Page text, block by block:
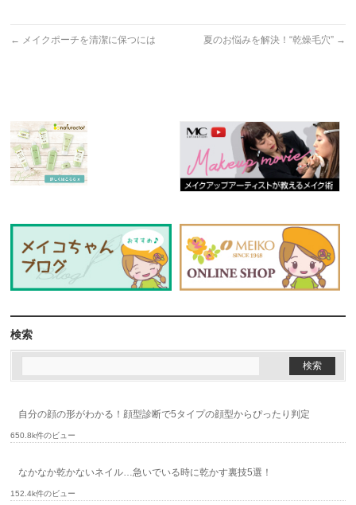
← メイクポーチを清潔に保つには 夏のお悩みを解決！“乾燥毛穴” →
検索
自分の顔の形がわかる！顔型診断で5タイプの顔型からぴったり判定
650.8k件のビュー
なかなか乾かないネイル…急いでいる時に乾かす裏技5選！
152.4k件のビュー